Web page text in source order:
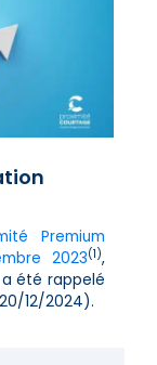
Premium
2023(1),
été rappelé
12/2024).